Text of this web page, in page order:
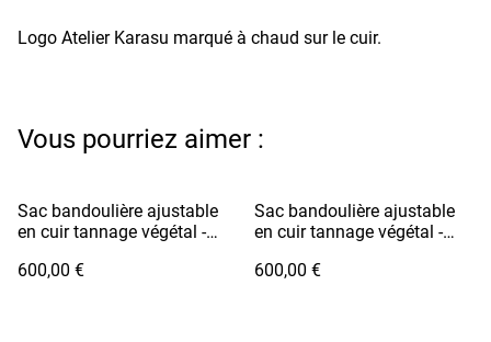
Logo Atelier Karasu marqué à chaud sur le cuir.
Vous pourriez aimer :
Sac bandoulière ajustable
en cuir tannage végétal -
600,00 €
Sac bandoulière ajustable
en cuir tannage végétal -
600,00 €